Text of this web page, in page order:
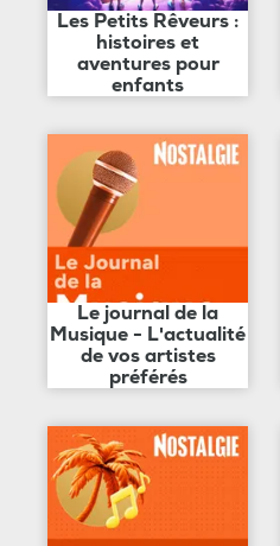
Les Petits Rêveurs :
histoires et
aventures pour
enfants
Le journal de la
Musique - L'actualité
de vos artistes
préférés